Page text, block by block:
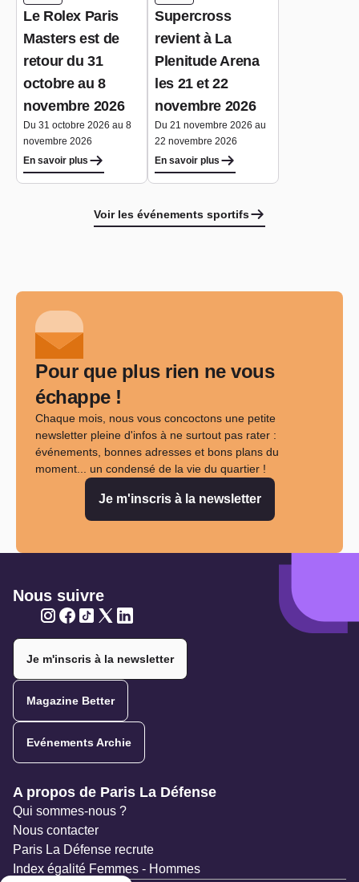
Le Rolex Paris
Masters est de
retour du 31
octobre au 8
novembre 2026
Du 31 octobre 2026 au 8
novembre 2026
En savoir plus
Supercross
revient à La
Plenitude Arena
les 21 et 22
novembre 2026
Du 21 novembre 2026 au
22 novembre 2026
En savoir plus
Voir les événements sportifs
Pour que plus rien ne vous
échappe !
Chaque mois, nous vous concoctons une petite
newsletter pleine d'infos à ne surtout pas rater :
événements, bonnes adresses et bons plans du
moment... un condensé de la vie du quartier !
Je m'inscris à la newsletter
Nous suivre
Je m'inscris à la newsletter
Magazine Better
Evénements Archie
Navigation secondaire
A propos de Paris La Défense
Qui sommes-nous ?
Nous contacter
Paris La Défense recrute
Index égalité Femmes - Hommes